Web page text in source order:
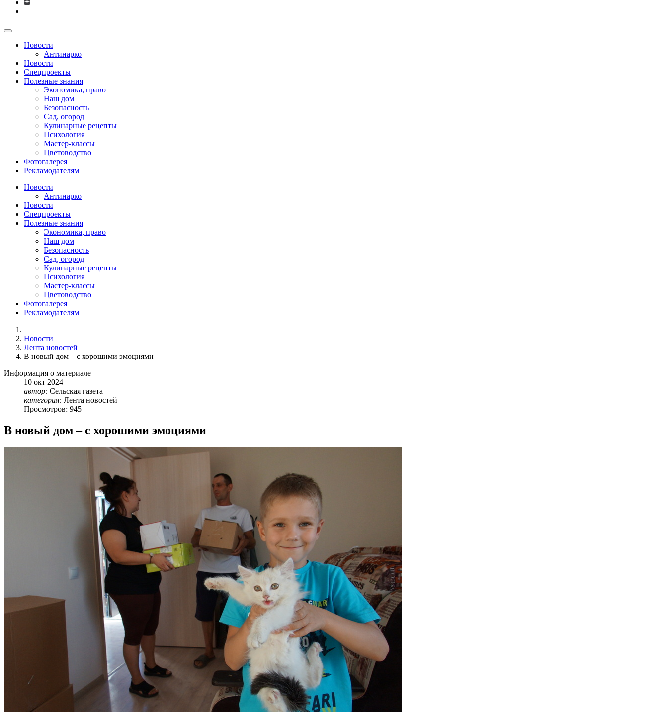
Новости
Антинарко
Новости
Спецпроекты
Полезные знания
Экономика, право
Наш дом
Безопасность
Сад, огород
Кулинарные рецепты
Психология
Мастер-классы
Цветоводство
Фотогалерея
Рекламодателям
Новости
Антинарко
Новости
Спецпроекты
Полезные знания
Экономика, право
Наш дом
Безопасность
Сад, огород
Кулинарные рецепты
Психология
Мастер-классы
Цветоводство
Фотогалерея
Рекламодателям
Новости
Лента новостей
В новый дом – с хорошими эмоциями
Информация о материале
10 окт 2024
автор: Сельская газета
категория: Лента новостей
Просмотров: 945
В новый дом – с хорошими эмоциями